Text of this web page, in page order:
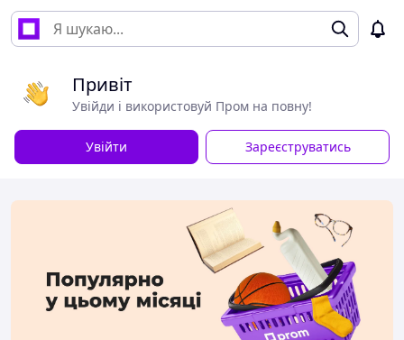
Привіт
Увійди і використовуй Пром на повну!
Увійти Зареєструватись